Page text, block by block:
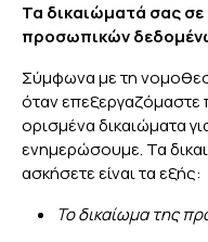
Τα δικαιώματά σας
προσωπικών
Σύμφωνα με τη
όταν
ορισμένα δικαιώματα
ενημερώσουμε. Τα
ασκήσετε είναι τα εξής:
Το δικαίωμα της